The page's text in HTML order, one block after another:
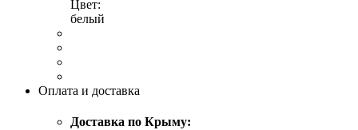
Цвет:
белый
Оплата и доставка
Доставка по Крыму: